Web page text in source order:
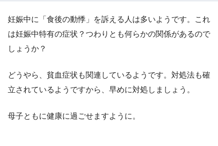
妊娠中に「食後の動悸」を訴える人は多いようです。これ
は妊娠中特有の症状？つわりとも何らかの関係があるので
しょうか？
どうやら、貧血症状も関連しているようです。対処法も確
立されているようですから、早めに対処しましょう。
母子ともに健康に過ごせますように。